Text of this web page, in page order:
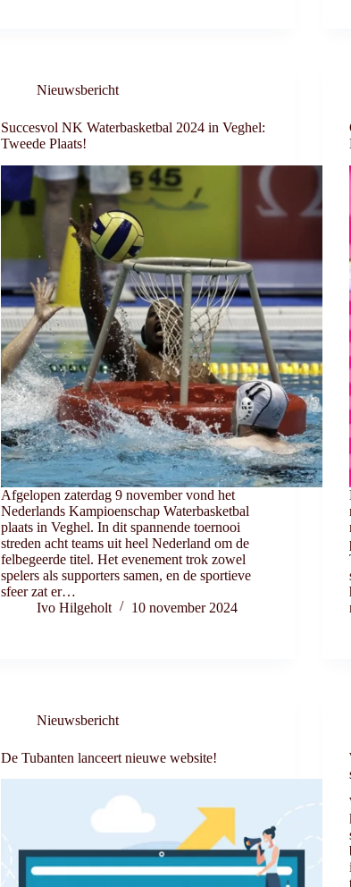
Nieuwsbericht
Succesvol NK Waterbasketbal 2024 in Veghel:
Tweede Plaats!
Afgelopen zaterdag 9 november vond het
Nederlands Kampioenschap Waterbasketbal
plaats in Veghel. In dit spannende toernooi
streden acht teams uit heel Nederland om de
felbegeerde titel. Het evenement trok zowel
spelers als supporters samen, en de sportieve
sfeer zat er…
Ivo Hilgeholt
10 november 2024
Nieuwsbericht
De Tubanten lanceert nieuwe website!